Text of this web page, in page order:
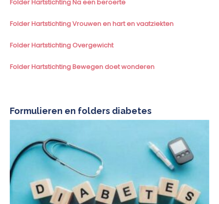
Folder Hartstichting Na een beroerte
Folder Hartstichting Vrouwen en hart en vaatziekten
Folder Hartstichting Overgewicht
Folder Hartstichting Bewegen doet wonderen
Formulieren en folders diabetes